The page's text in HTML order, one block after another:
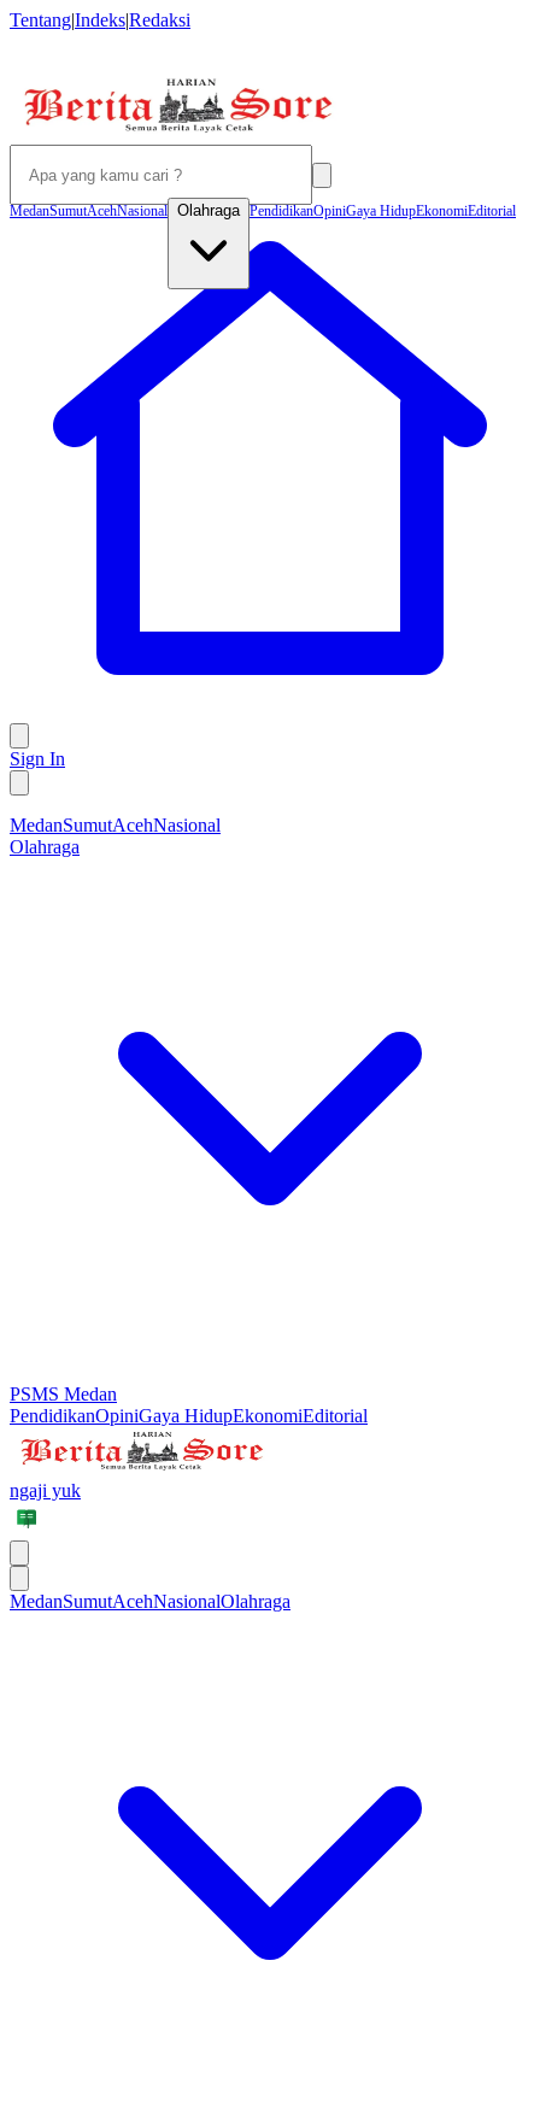
Tentang|Indeks|Redaksi
MedanSumutAcehNasional Olahraga PendidikanOpiniGaya HidupEkonomiEditorial
Sign In
MedanSumutAcehNasional
Olahraga
PSMS Medan
PendidikanOpiniGaya HidupEkonomiEditorial
ngaji yuk
MedanSumutAcehNasionalOlahraga